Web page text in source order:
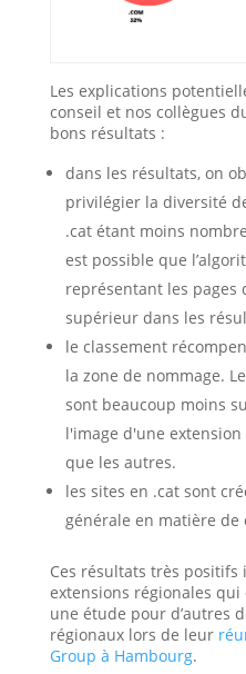
Les explications
conseil et nos collègues
bons résultats :
dans les résultats, on
privilégier la diversité
.cat étant moins
est possible que
représentant les pages
supérieur dans les
le classement
la zone de nommage.
sont beaucoup moins
l'image d'une
que les autres.
les sites en .cat sont
générale en matière de
Ces résultats très
extensions régionales
une étude pour d’autres
régionaux lors de leur
Group à Hambourg.